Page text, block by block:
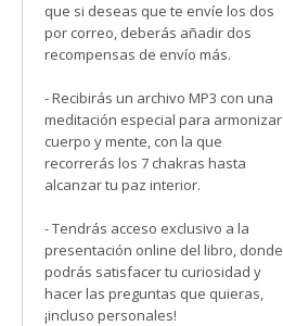
que si deseas que te envíe los dos
por correo, deberás añadir dos
recompensas de envío más.
- Recibirás un archivo MP3 con una
meditación especial para armonizar
cuerpo y mente, con la que
recorrerás los 7 chakras hasta
alcanzar tu paz interior.
- Tendrás acceso exclusivo a la
presentación online del libro, donde
podrás satisfacer tu curiosidad y
hacer las preguntas que quieras,
¡incluso personales!